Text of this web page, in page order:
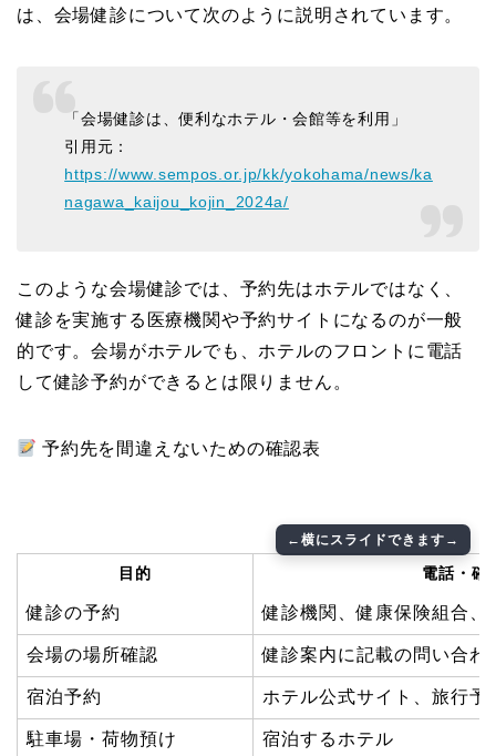
は、会場健診について次のように説明されています。
「会場健診は、便利なホテル・会館等を利用」
引用元：
https://www.sempos.or.jp/kk/yokohama/news/ka
nagawa_kaijou_kojin_2024a/
このような会場健診では、予約先はホテルではなく、
健診を実施する医療機関や予約サイトになるのが一般
的です。会場がホテルでも、ホテルのフロントに電話
して健診予約ができるとは限りません。
予約先を間違えないための確認表
目的 電話・確
健診の予約 健診機関、健康保険組合、
会場の場所確認 健診案内に記載の問い合わ
宿泊予約 ホテル公式サイト、旅行予
駐車場・荷物預け 宿泊するホテル